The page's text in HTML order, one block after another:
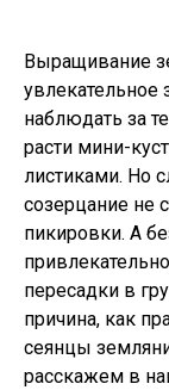
Выращивание
увлекательное
наблюдать за
расти мини-
листиками. Но
созерцание не
пикировки. А
пересадки в
причина, как
сеянцы
расскажем в